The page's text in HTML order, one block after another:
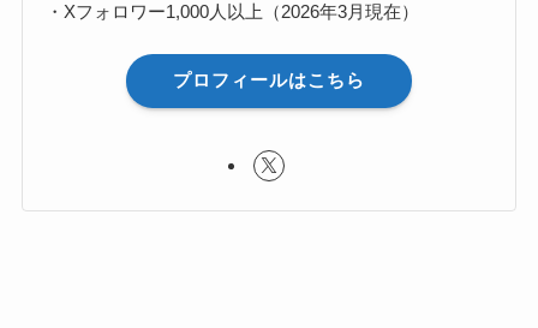
・Xフォロワー1,000人以上（2026年3月現在）
プロフィールはこちら